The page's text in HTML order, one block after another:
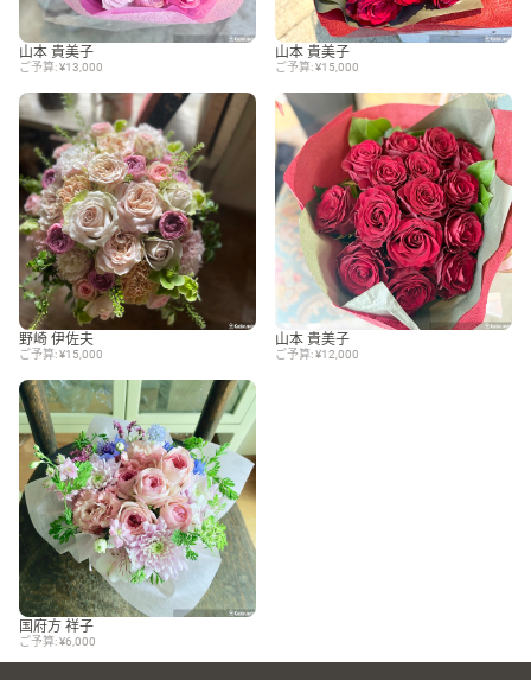
山本 貴美子
ご予算: ¥13,000
山本 貴美子
ご予算: ¥15,000
野崎 伊佐夫
ご予算: ¥15,000
山本 貴美子
ご予算: ¥12,000
国府方 祥子
ご予算: ¥6,000